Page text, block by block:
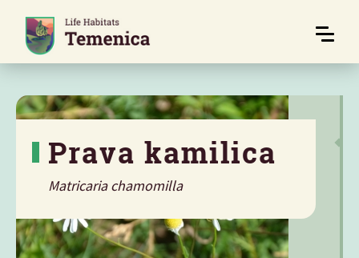
Prava kamilica
Matricaria chamomilla